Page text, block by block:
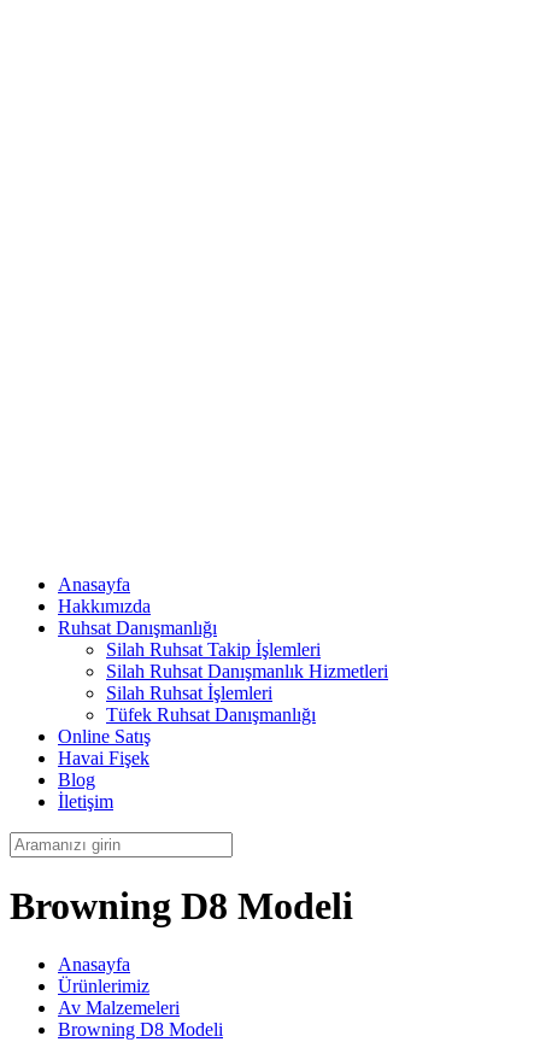
Anasayfa
Hakkımızda
Ruhsat Danışmanlığı
Silah Ruhsat Takip İşlemleri
Silah Ruhsat Danışmanlık Hizmetleri
Silah Ruhsat İşlemleri
Tüfek Ruhsat Danışmanlığı
Online Satış
Havai Fişek
Blog
İletişim
Browning D8 Modeli
Anasayfa
Ürünlerimiz
Av Malzemeleri
Browning D8 Modeli